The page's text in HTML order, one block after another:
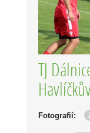
TJ
Fotografií: